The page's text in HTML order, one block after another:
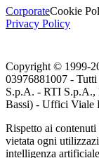
CorporateCookie
Privacy Policy
Copyright © 1999-
03976881007 -
S.p.A. - RTI S.p.A.,
Bassi) - Uffici Viale
Rispetto ai
vietata ogni
intelligenza